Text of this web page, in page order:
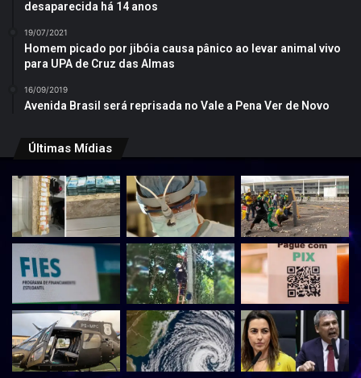
desaparecida há 14 anos
19/07/2021
Homem picado por jibóia causa pânico ao levar animal vivo
para UPA de Cruz das Almas
16/09/2019
Avenida Brasil será reprisada no Vale a Pena Ver de Novo
Últimas Mídias